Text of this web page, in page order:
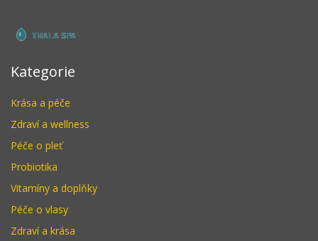
Kategorie
Krása a péče
Zdraví a wellness
Péče o pleť
Probiotika
Vitamíny a doplňky
Péče o vlasy
Zdraví a krása